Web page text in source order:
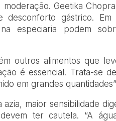
Geetika
gástrico. Em
especiaria podem
outros alimentos que
é essencial. Trata-se
em grandes
maior sensibilidade
devem ter cautela. “A